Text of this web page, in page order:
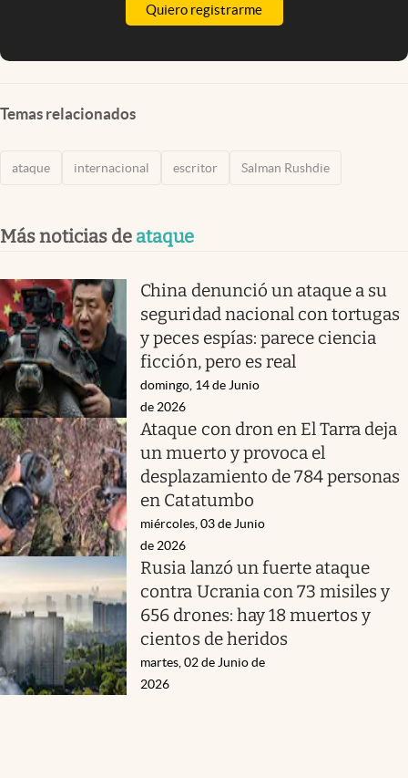
Quiero registrarme
Temas relacionados
ataque internacional escritor Salman Rushdie
Más noticias de ataque
China denunció un ataque a su
seguridad nacional con tortugas
y peces espías: parece ciencia
ficción, pero es real
domingo, 14 de Junio
de 2026
Ataque con dron en El Tarra deja
un muerto y provoca el
desplazamiento de 784 personas
en Catatumbo
miércoles, 03 de Junio
de 2026
Rusia lanzó un fuerte ataque
contra Ucrania con 73 misiles y
656 drones: hay 18 muertos y
cientos de heridos
martes, 02 de Junio de
2026